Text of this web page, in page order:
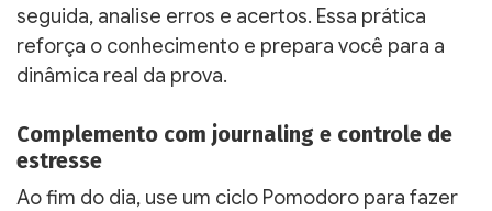
seguida, analise erros e acertos. Essa prática
reforça o conhecimento e prepara você para a
dinâmica real da prova.
Complemento com journaling e controle de
estresse
Ao fim do dia, use um ciclo Pomodoro para fazer